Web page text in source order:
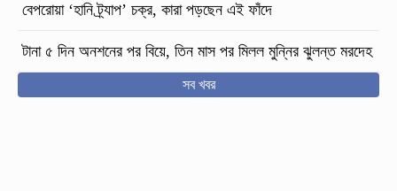
বেপরোয়া ‘হানি ট্র্যাপ’ চক্র, কারা পড়ছেন এই ফাঁদে
টানা ৫ দিন অনশনের পর বিয়ে, তিন মাস পর মিলল মুন্নির ঝুলন্ত মরদেহ
সব খবর